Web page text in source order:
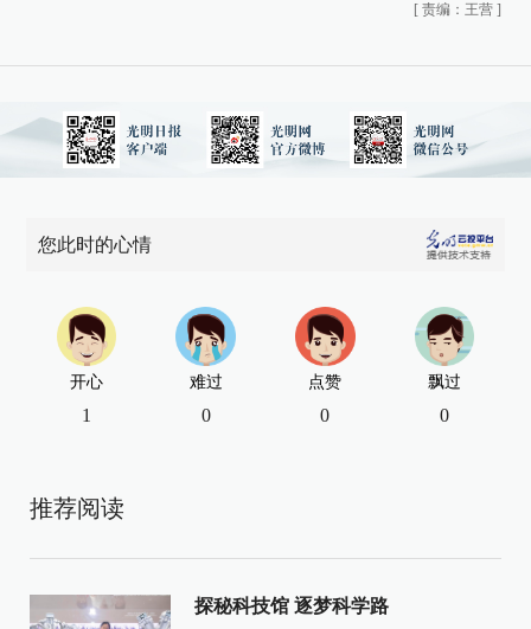
[ 责编：王营 ]
您此时的心情
开心
1
难过
0
点赞
0
飘过
0
推荐阅读
探秘科技馆 逐梦科学路